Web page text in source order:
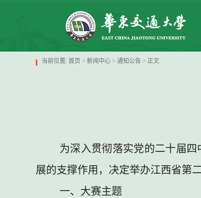
当前位置: 首页 > 新闻中心 > 通知公告 > 正文
为深入贯彻落实党的二十届
展的支撑作用，决定举办江西省第
一、大赛主题